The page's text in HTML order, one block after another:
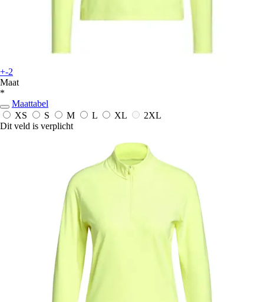
+-2
Maat
*
Maattabel
XS
S M L XL
2XL
Dit veld is verplicht